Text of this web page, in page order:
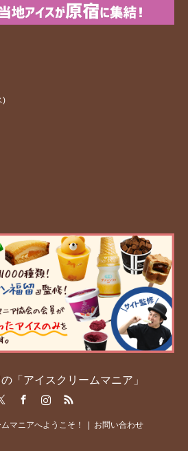
)
「アイスクリームマニア」
マニアへようこそ！ お問い合わせ